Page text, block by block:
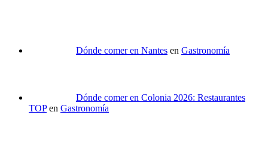
Dónde comer en Nantes en Gastronomía
Dónde comer en Colonia 2026: Restaurantes
TOP en Gastronomía